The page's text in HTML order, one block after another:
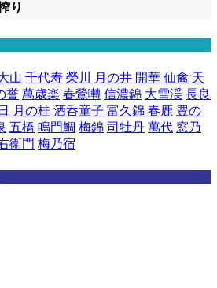
り
山 千代寿 榮川 月の井 開華 仙禽 天
誉 萬歳楽 春鶯囀 信濃錦 大雪渓 長良
月の桂 酒呑童子 富久錦 春鹿 豊の
五橋 鳴門鯛 梅錦 司牡丹 萬代 窓乃
衛門 梅乃宿